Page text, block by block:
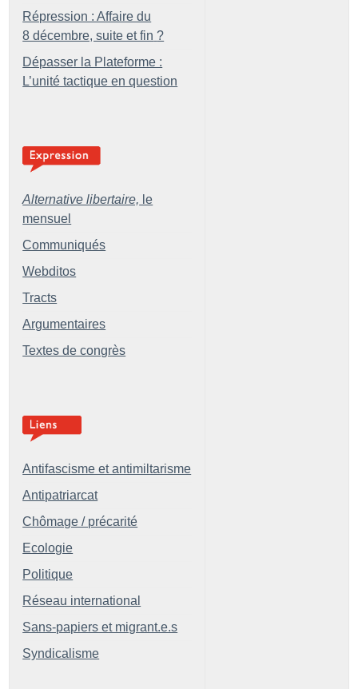
Répression : Affaire du
8 décembre, suite et fin ?
Dépasser la Plateforme :
L’unité tactique en question
Alternative libertaire, le
mensuel
Communiqués
Webditos
Tracts
Argumentaires
Textes de congrès
Antifascisme et antimiltarisme
Antipatriarcat
Chômage / précarité
Ecologie
Politique
Réseau international
Sans-papiers et migrant.e.s
Syndicalisme